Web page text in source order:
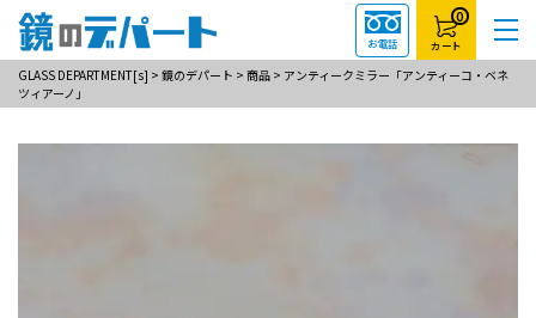
お電話 カート
0
GLASS DEPARTMENT[s] > 鏡のデパート > 商品 > アンティークミラー「アンティーコ・ベネ
ツィアーノ」